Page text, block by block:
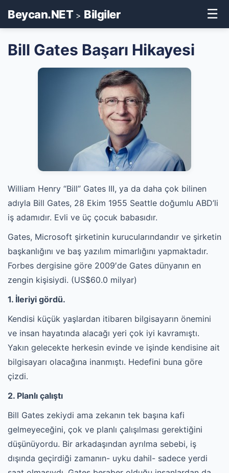
Beycan.NET> Bilgiler ☰
Bill Gates Başarı Hikayesi
William Henry “Bill” Gates III, ya da daha çok bilinen
adıyla Bill Gates, 28 Ekim 1955 Seattle doğumlu ABD’li
iş adamıdır. Evli ve üç çocuk babasıdır.
Gates, Microsoft şirketinin kurucularındandır ve şirketin
başkanlığını ve baş yazılım mimarlığını yapmaktadır.
Forbes dergisine göre 2009′de Gates dünyanın en
zengin kişisiydi. (US$60.0 milyar)
1. İleriyi gördü.
Kendisi küçük yaşlardan itibaren bilgisayarın önemini
ve insan hayatında alacağı yeri çok iyi kavramıştı.
Yakın gelecekte herkesin evinde ve işinde kendisine ait
bilgisayarı olacağına inanmıştı. Hedefini buna göre
çizdi.
2. Planlı çalıştı
Bill Gates zekiydi ama zekanın tek başına kafi
gelmeyeceğini, çok ve planlı çalışılması gerektiğini
düşünüyordu. Bir arkadaşından ayrılma sebebi, iş
dışında geçirdiği zamanın- uyku dahil- sadece yerdi